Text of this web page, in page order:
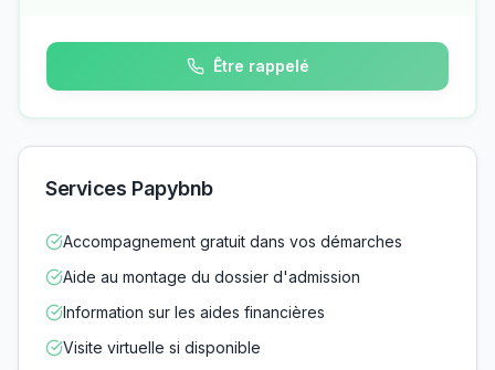
Être rappelé
Services Papybnb
Accompagnement gratuit dans vos démarches
Aide au montage du dossier d'admission
Information sur les aides financières
Visite virtuelle si disponible